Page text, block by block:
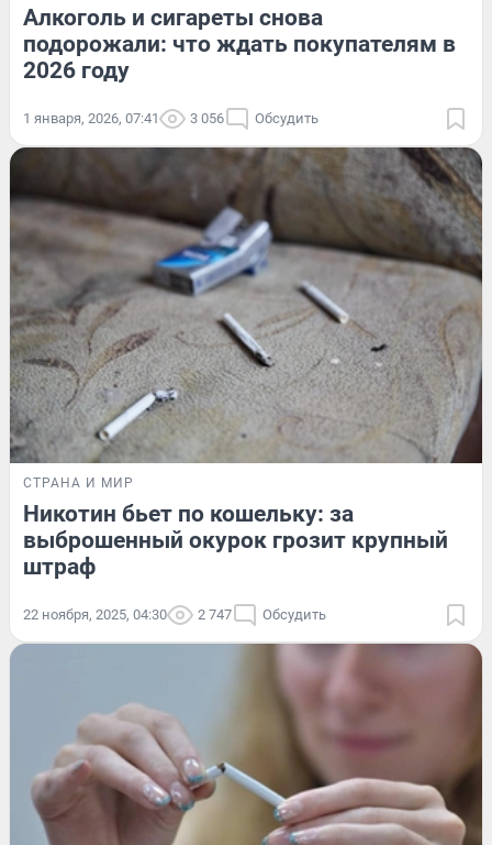
Алкоголь и сигареты снова
подорожали: что ждать покупателям в
2026 году
1 января, 2026, 07:41 3 056 Обсудить
СТРАНА И МИР
Никотин бьет по кошельку: за
выброшенный окурок грозит крупный
штраф
22 ноября, 2025, 04:30 2 747 Обсудить